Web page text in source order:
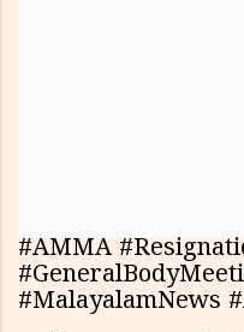
#AMMA
#MalayalamNews